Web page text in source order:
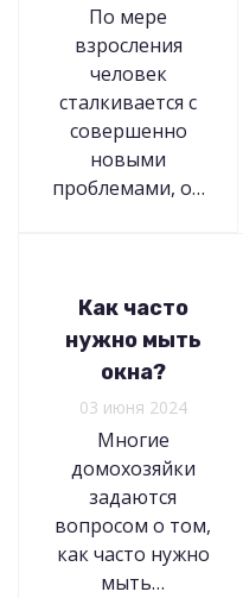
По мере
взросления
человек
сталкивается с
совершенно
новыми
проблемами, о…
Как часто
нужно мыть
окна?
03 июня 2024
Многие
домохозяйки
задаются
вопросом о том,
как часто нужно
мыть…